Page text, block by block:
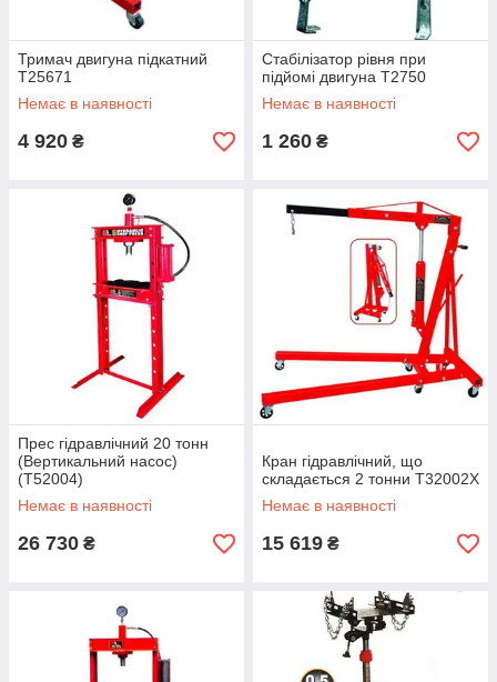
Тримач двигуна підкатний
T25671
Немає в наявності
4 920 ₴
Стабілізатор рівня при
підйомі двигуна T2750
Немає в наявності
1 260 ₴
Прес гідравлічний 20 тонн
(Вертикальний насос)
(T52004)
Немає в наявності
26 730 ₴
Кран гiдравлiчний, що
складається 2 тонни T32002X
Немає в наявності
15 619 ₴